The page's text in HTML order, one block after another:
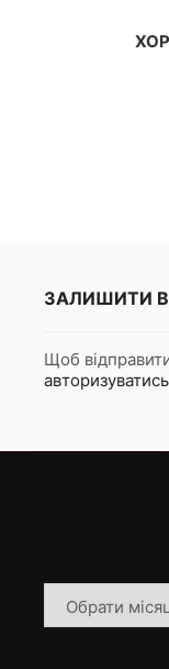
ЗАЛИШИТИ
Щоб
авторизуватись
Архіви